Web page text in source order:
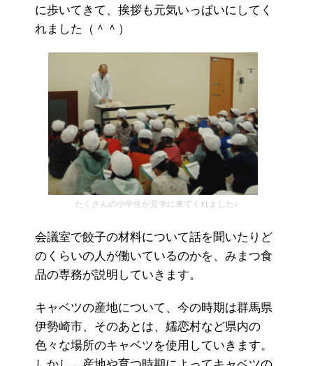
に歩いてきて、挨拶も元気いっぱいにしてく
れました（＾＾）
たくさんの小学生が見学に来てくれました♪
会議室で餃子の材料について話を聞いたりど
のくらいの人が働いているのかを、みまつ食
品の専務が説明していきます。
キャベツの産地について、今の時期は群馬県
伊勢崎市、そのあとは、嬬恋村など県内の
色々な場所のキャベツを使用していきます。